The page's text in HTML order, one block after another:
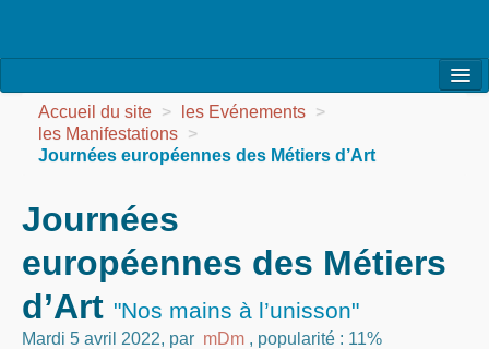
l’Association
la Vie de l’Association
les Réalisations
Agenda
Accueil du site > les Evénements >
les Manifestations >
Journées européennes des Métiers d’Art
Journées
européennes des Métiers
d’Art "Nos mains à l’unisson"
Mardi 5 avril 2022, par mDm , popularité : 11%